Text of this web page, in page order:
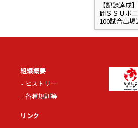
【記録達成
岡ＳＳＵボ
100試合出場
組織概要
ヒストリー
各種規則等
リンク